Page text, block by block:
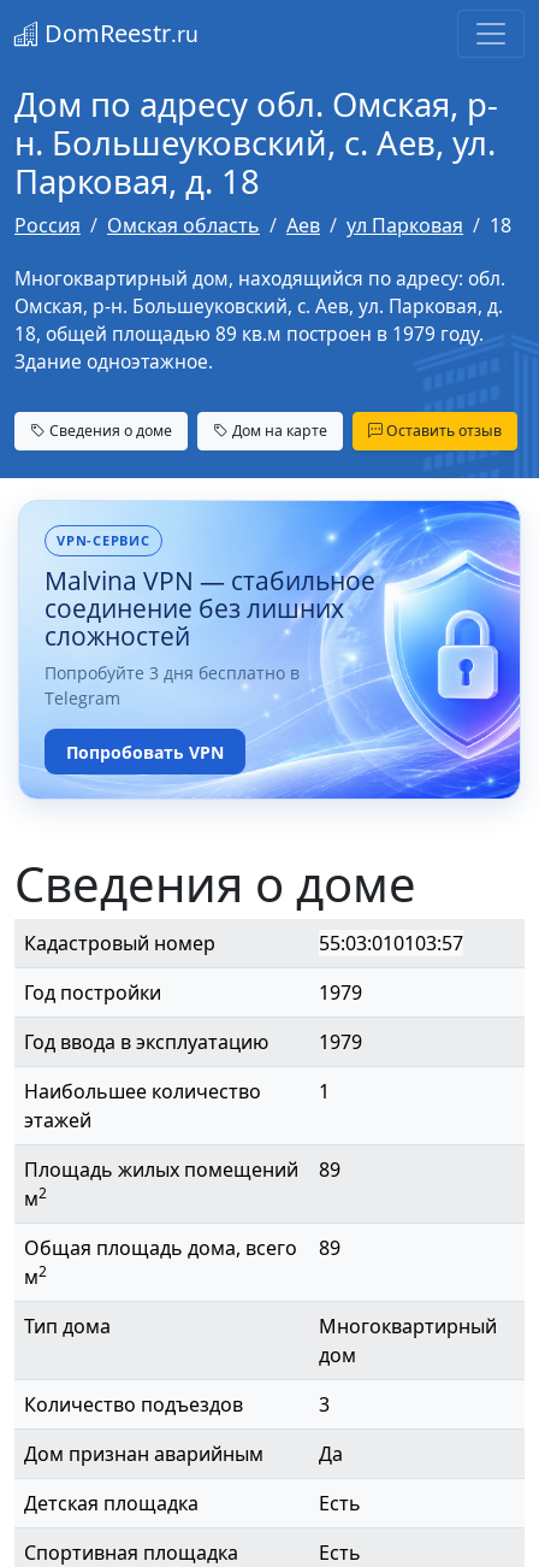
DomReestr.ru
Дом по адресу обл. Омская, р-
н. Большеуковский, с. Аев, ул.
Парковая, д. 18
Россия Омская область Аев ул Парковая
18
Многоквартирный дом, находящийся по адресу: обл.
Омская, р-н. Большеуковский, с. Аев, ул. Парковая, д.
18, общей площадью 89 кв.м построен в 1979 году.
Здание одноэтажное.
Сведения о доме Дом на карте Оставить отзыв
VPN-СЕРВИС
Malvina VPN — стабильное
соединение без лишних
сложностей
Попробуйте 3 дня бесплатно в
Telegram
Попробовать VPN
Сведения о доме
Кадастровый номер
55:03:010103:57
Год постройки
1979
Год ввода в эксплуатацию
1979
Наибольшее количество
этажей
1
Площадь жилых помещений
м2
89
Общая площадь дома, всего
м2
89
Тип дома
Многоквартирный
дом
Количество подъездов
3
Дом признан аварийным
Да
Детская площадка
Есть
Спортивная площадка
Есть